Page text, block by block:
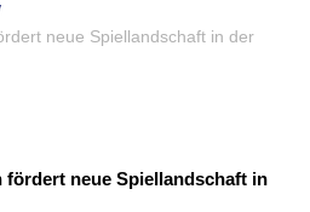
neue Spiellandschaft in der
fördert neue Spiellandschaft in